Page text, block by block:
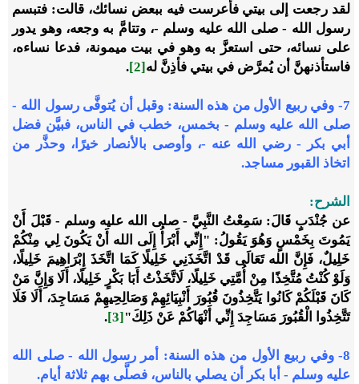
لقد رجعت إلى بيتي فأعرست فيه ببعض نسائك، قالت: فتبسم
رسول الله - صلى الله عليه وسلم -، وتتامَّ به وجعه، وهو يدور
على نسائه، حتى استعزَّ به وهو في بيت ميمونة، فدعا نساءه،
فاستأذنهنَّ أن يُمرَّض في بيتي فأذِنَّ له[2]
.
7- وفي ربيع الأول من هذه السنة: وقبل أن يُتوفَّى رسول الله -
صلى الله عليه وسلم - بخمس، خطب في الناس، فبيَّن فضل
أبي بكر - رضي الله عنه -، وأوصى بالأنصار خيرًا، وحذَّر من
اتخاذ القبور مساجد.
الشرح:
عن جُنْدَبٍ قَالَ: سَمِعْتُ النَّبِيَّ - صلى الله عليه وسلم - قَبْلَ أَنْ
يَمُوتَ بِخَمْسٍ وَهُوَ يَقُولُ: "إِنِّي أَبْرَأُ إِلَى الله أَنْ يَكُونَ لِي مِنْكُمْ
خَلِيلٌ، فَإِنَّ الله تَعَالَى قَدْ اتَّخَذَنِي خَلِيلًا كَمَا اتَّخَذَ إِبْرَاهِيمَ خَلِيلًا،
وَلَوْ كُنْتُ مُتَّخِذًا مِنْ أُمَّتِي خَلِيلًا، لَاتَّخَذْتُ أَبَا بَكْرٍ خَلِيلًا، أَلَا وَإِنَّ مَنْ
كَانَ قَبْلَكُمْ كَانُوا يَتَّخِذُونَ قُبُورَ أَنْبِيَائِهِمْ وَصَالِحِيهِمْ مَسَاجِدَ، أَلَا فَلَا
تَتَّخِذُوا الْقُبُورَ مَسَاجِدَ إِنِّي أَنْهَاكُمْ عَنْ ذَلِكَ"[3]
.
8- وفي ربيع الأول من هذه السنة: أمر رسول الله - صلى الله
عليه وسلم - أبا بكر أن يصلي بالناس، فصلَّى بهم ثلاثة أيام.